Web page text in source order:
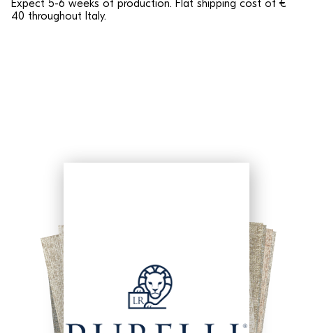
Expect 5-6 weeks of production. Flat shipping cost of €
40 throughout Italy.